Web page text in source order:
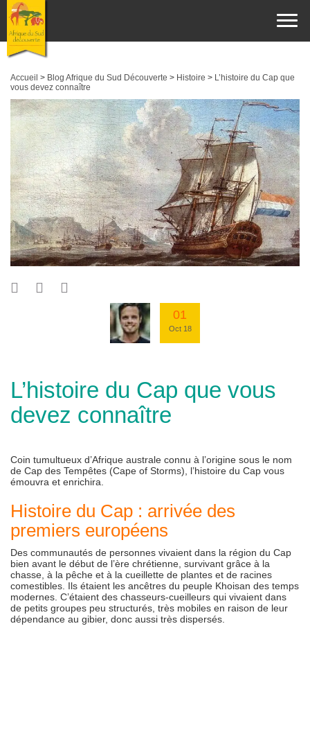
Accueil > Blog Afrique du Sud Découverte > Histoire > L’histoire du Cap que
vous devez connaître
01
Oct 18
L’histoire du Cap que vous
devez connaître
Coin tumultueux d’Afrique australe connu à l’origine sous le nom
de Cap des Tempêtes (Cape of Storms), l’histoire du Cap vous
émouvra et enrichira.
Histoire du Cap : arrivée des
premiers européens
Des communautés de personnes vivaient dans la région du Cap
bien avant le début de l’ère chrétienne, survivant grâce à la
chasse, à la pêche et à la cueillette de plantes et de racines
comestibles. Ils étaient les ancêtres du peuple Khoisan des temps
modernes. C’étaient des chasseurs-cueilleurs qui vivaient dans
de petits groupes peu structurés, très mobiles en raison de leur
dépendance au gibier, donc aussi très dispersés.